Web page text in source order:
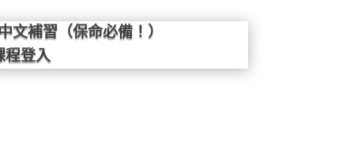
文補習（保命必備！）
程登入